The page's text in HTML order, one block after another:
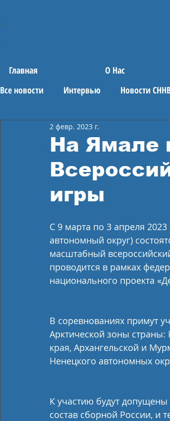
Главная О Нас
Все новости
Интервью Новости
Поздравления Спортивные новости
На Ямале
игры
2 февр. 2023 г.
С 9 марта по 3 апреля
автономный округ)
масштабный
проводится в рамках
национального проекта
В соревнованиях примут
Арктической зоны страны:
края, Архангельской и
Ненецкого автономных
К участию будут
состав сборной России, и